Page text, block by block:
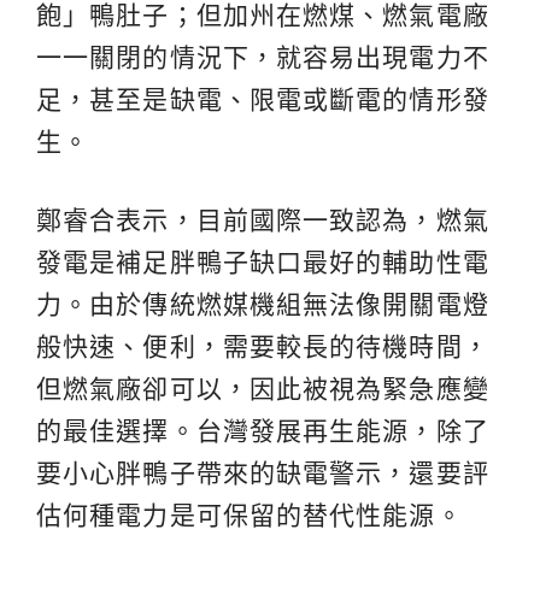
飽」鴨肚子；但加州在燃煤、燃氣電廠
一一關閉的情況下，就容易出現電力不
足，甚至是缺電、限電或斷電的情形發
生。
鄭睿合表示，目前國際一致認為，燃氣
發電是補足胖鴨子缺口最好的輔助性電
力。由於傳統燃媒機組無法像開關電燈
般快速、便利，需要較長的待機時間，
但燃氣廠卻可以，因此被視為緊急應變
的最佳選擇。台灣發展再生能源，除了
要小心胖鴨子帶來的缺電警示，還要評
估何種電力是可保留的替代性能源。